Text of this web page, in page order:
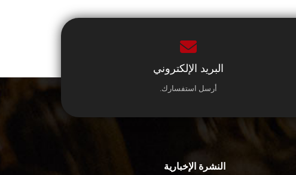
البريد الإلكتروني
أرسل استفسارك.
النشرة الإخبارية